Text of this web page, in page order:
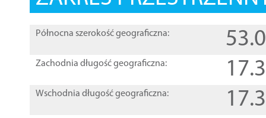
Północna szerokość geograficzna:
Zachodnia długość geograficzna:
Wschodnia długość geograficzna: